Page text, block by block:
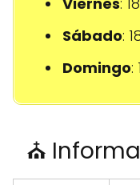
Sábado:
Domingo:
⛪